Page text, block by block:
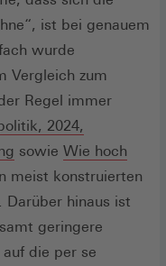
ist bei genauem
wurde
Vergleich zum
Regel immer
2024,
(Öffnet
in
einem
neuen
Fenster)
sowie Wie hoch
meist konstruierten
Darüber hinaus ist
geringere
die per se